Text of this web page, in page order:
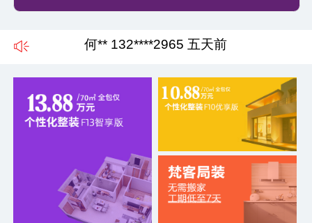
何** 132****2965 五天前